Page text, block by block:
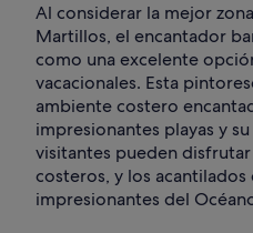
Al considerar la mejor
Martillos, el encantador
como una excelente
vacacionales. Esta
ambiente costero
impresionantes playas y
visitantes pueden
costeros, y los
impresionantes del